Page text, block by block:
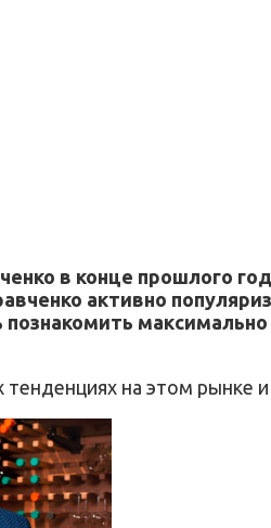
в конце прошлого
активно
познакомить
на этом рынке и